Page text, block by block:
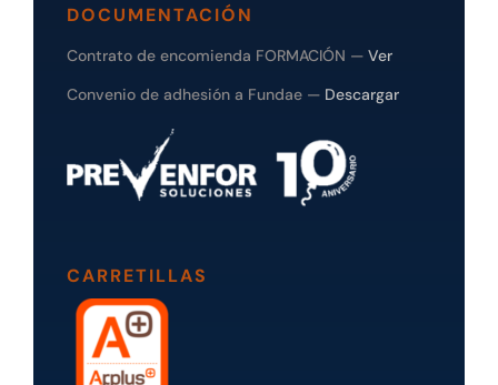
DOCUMENTACIÓN
Contrato de encomienda FORMACIÓN — Ver
Convenio de adhesión a Fundae — Descargar
CARRETILLAS